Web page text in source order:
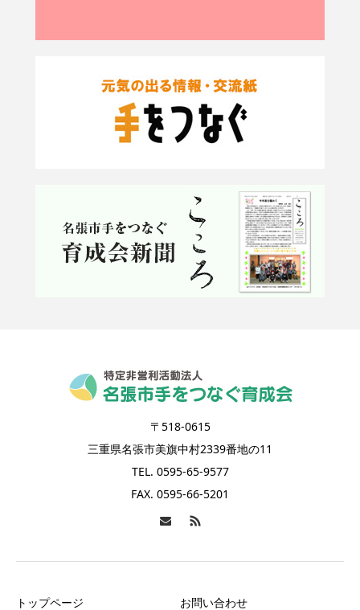
〒518-0615
三重県名張市美旗中村2339番地の11
TEL. 0595-65-9577
FAX. 0595-66-5201
トップページ お問い合わせ